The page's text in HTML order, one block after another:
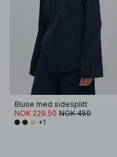
Bluse med sidesplitt
NOK 229.50 NOK 459
+1